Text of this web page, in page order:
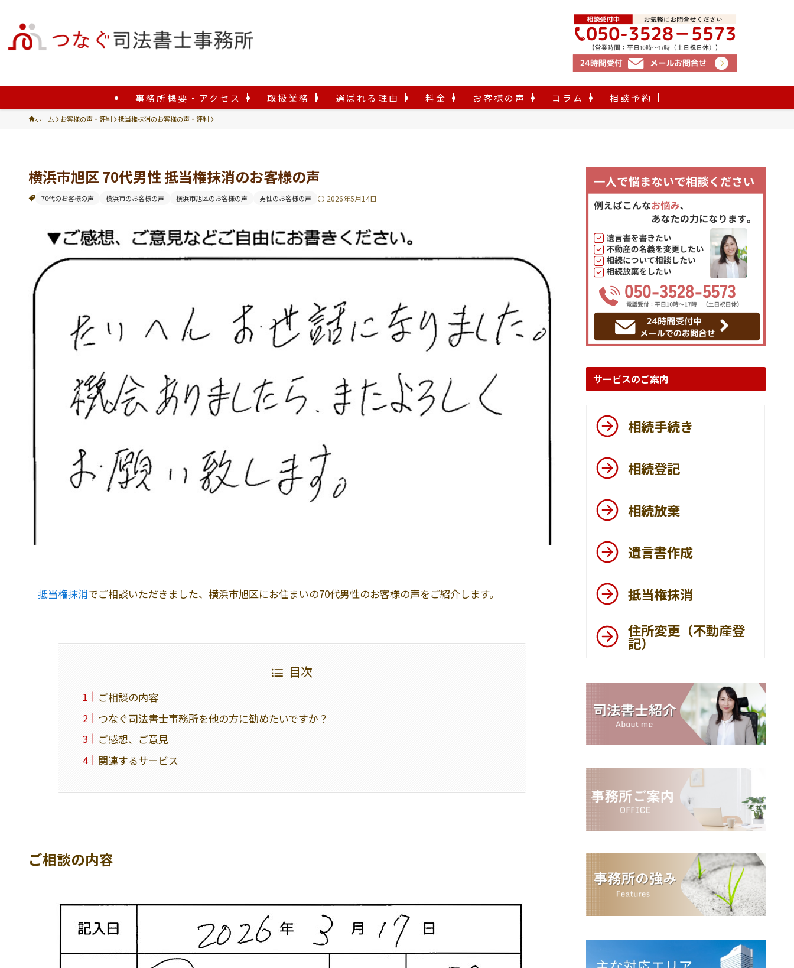
事務所概要・アクセス 取扱業務 選ばれる理由 料金 お客様の声 コラム 相談予約
ホーム お客様の声・評判 抵当権抹消のお客様の声・評判
横浜市旭区 70代男性 抵当権抹消のお客様の声
70代のお客様の声 横浜市のお客様の声 横浜市旭区のお客様の声 男性のお客様の声 2026年5月14日
抵当権抹消でご相談いただきました、横浜市旭区にお住まいの70代男性のお客様の声をご紹介します。
目次
ご相談の内容
つなぐ司法書士事務所を他の方に勧めたいですか？
ご感想、ご意見
関連するサービス
ご相談の内容
サービスのご案内
相続手続き
相続登記
相続放棄
遺言書作成
抵当権抹消
住所変更（不動産登
記）